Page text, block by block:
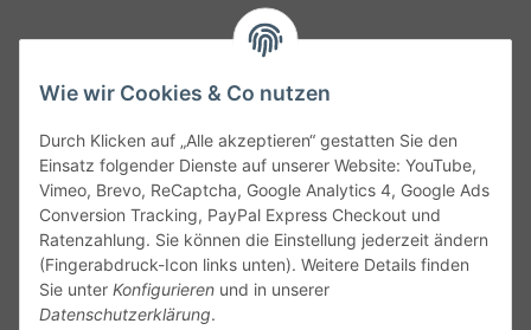
Wie wir Cookies & Co nutzen
Durch Klicken auf „Alle akzeptieren“ gestatten Sie den
Einsatz folgender Dienste auf unserer Website: YouTube,
Vimeo, Brevo, ReCaptcha, Google Analytics 4, Google Ads
Conversion Tracking, PayPal Express Checkout und
Ratenzahlung. Sie können die Einstellung jederzeit ändern
(Fingerabdruck-Icon links unten). Weitere Details finden
Sie unter Konfigurieren und in unserer
Datenschutzerklärung.
Service
Gesetzliche Informationen
Alle technischen Angaben ohne Gewähr. Irrtümer und fehlerhafte
Angaben vorbehalten. Wenn Sie Datenblätter oder spezielle